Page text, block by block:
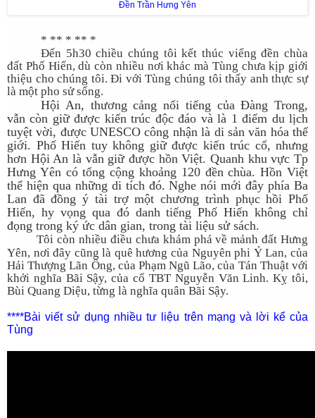
Đền Trần Hưng Yên
* ** * ** *
Đến 5h30 chiều chúng tôi kết thúc viếng đền chùa
đất Phố Hiến, dù còn nhiều nơi khác mà Tùng chưa kịp giới
thiệu cho chúng tôi. Đi với Tùng chúng tôi thấy anh thực sự
là một pho sử sống.
Hội An, thương cảng nổi tiếng của Đàng Trong,
vẫn còn giữ được kiến trúc độc đáo và là 1 điểm du lịch
tuyệt vời, được UNESCO công nhận là di sản văn hóa thế
giới. Phố Hiến tuy không giữ được kiến trúc cổ, nhưng
hơn Hội An là vẫn giữ được hồn Việt. Quanh khu vực Tp
Hưng Yên có tổng cộng khoảng 120 đền chùa. Hồn Việt
thể hiện qua những di tích đó. Nghe nói mới đây phía Ba
Lan đã đồng ý tài trợ một chương trình phục hồi Phố
Hiến, hy vọng qua đó danh tiếng Phố Hiến không chỉ
đọng trong ký ức dân gian, trong tài liệu sử sách.
Tôi còn nhiều điều chưa khám phá về mảnh đất Hưng
Yên, nơi đây cũng là quê hương của Nguyên phi Ỷ Lan, của
Hải Thượng Lãn Ông, của Phạm Ngũ Lão, của Tán Thuật với
khởi nghĩa Bãi Sậy, của cố TBT Nguyễn Văn Linh. Kỵ tôi,
Bùi Quang Diệu, từng là nghĩa quân Bãi Sậy.
****Bài viết sử dụng nhiều tư liệu trên mạng và lời kể của
Tùng